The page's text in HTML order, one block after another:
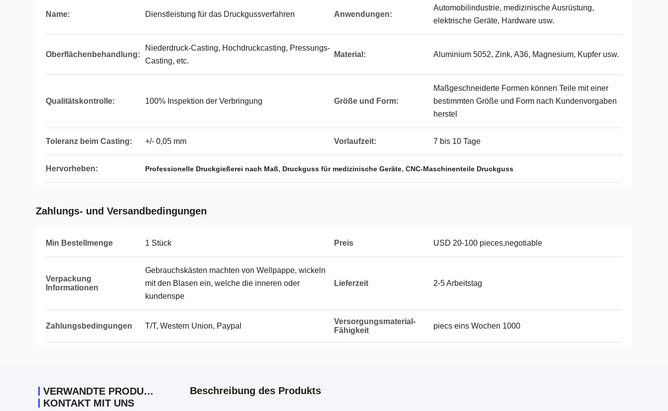
Name: Dienstleistung für das Druckgussverfahren Anwendungen:
Automobilindustrie, medizinische Ausrüstung,
elektrische Geräte, Hardware usw.
Oberflächenbehandlung:
Niederdruck-Casting, Hochdruckcasting, Pressungs-
Casting, etc.
Material: Aluminium 5052, Zink, A36, Magnesium, Kupfer usw.
Qualitätskontrolle: 100% Inspektion der Verbringung Größe und Form:
Maßgeschneiderte Formen können Teile mit einer
bestimmten Größe und Form nach Kundenvorgaben
herstel
Toleranz beim Casting: +/- 0,05 mm Vorlaufzeit: 7 bis 10 Tage
Hervorheben: Professionelle Druckgießerei nach Maß, Druckguss für medizinische Geräte, CNC-Maschinenteile Druckguss
Zahlungs- und Versandbedingungen
Min Bestellmenge 1 Stück Preis USD 20-100 pieces,negotiable
Verpackung
Informationen
Gebrauchskästen machten von Wellpappe, wickeln
mit den Blasen ein, welche die inneren oder
kundenspe
Lieferzeit 2-5 Arbeitstag
Zahlungsbedingungen T/T, Western Union, Paypal
Versorgungsmaterial-
Fähigkeit
piecs eins Wochen 1000
VERWANDTE PRODUKTE
KONTAKT MIT UNS
Beschreibung des Produkts